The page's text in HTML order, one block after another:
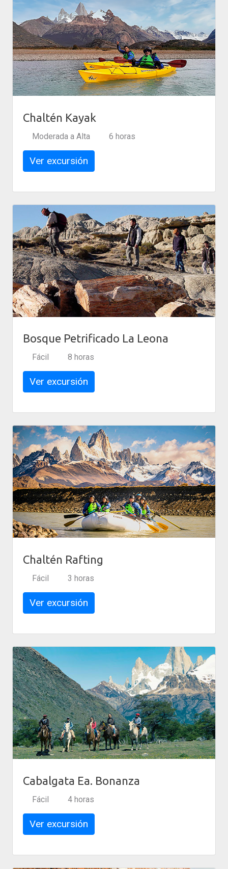
Chaltén Kayak
Moderada a Alta 6 horas
Ver excursión
Bosque Petrificado La Leona
Fácil 8 horas
Ver excursión
Chaltén Rafting
Fácil 3 horas
Ver excursión
Cabalgata Ea. Bonanza
Fácil 4 horas
Ver excursión